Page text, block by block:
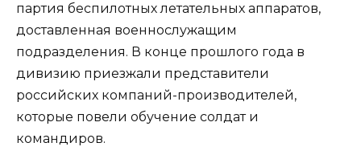
партия беспилотных летательных аппаратов,
доставленная военнослужащим
подразделения. В конце прошлого года в
дивизию приезжали представители
российских компаний-производителей,
которые повели обучение солдат и
командиров.